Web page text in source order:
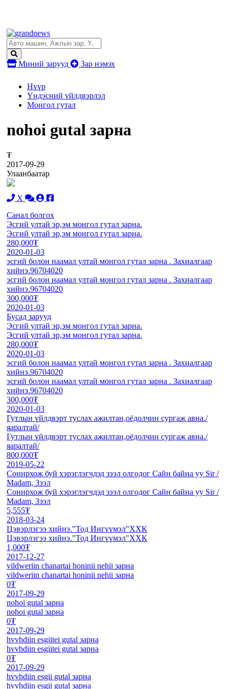
Миний зарууд Зар нэмэх
Нүүр
Үндэсний үйлдвэрлэл
Монгол гутал
nohoi gutal зарна
₮
2017-09-29
Улаанбаатар
X
Санал болгох
Эсгий ултай эр,эм монгол гутал зарна.
Эсгий ултай эр,эм монгол гутал зарна.
280,000₮
2020-01-03
эсгий болон наамал ултай монгол гутал зарна . Захиалгаар
хийнэ.96704020
эсгий болон наамал ултай монгол гутал зарна . Захиалгаар
хийнэ.96704020
300,000₮
2020-01-03
Бусад зарууд
Эсгий ултай эр,эм монгол гутал зарна.
Эсгий ултай эр,эм монгол гутал зарна.
280,000₮
2020-01-03
эсгий болон наамал ултай монгол гутал зарна . Захиалгаар
хийнэ.96704020
эсгий болон наамал ултай монгол гутал зарна . Захиалгаар
хийнэ.96704020
300,000₮
2020-01-03
Гутлын үйлдвэрт туслах ажилтан,оёдолчин сургаж авна./
яаралтай/
Гутлын үйлдвэрт туслах ажилтан,оёдолчин сургаж авна./
яаралтай/
800,000₮
2019-05-22
Сонирхож буй хэрэглэгчдэд зээл олгодог Сайн байна уу Sir /
Madam, Зээл
Сонирхож буй хэрэглэгчдэд зээл олгодог Сайн байна уу Sir /
Madam, Зээл
5,555₮
2018-03-24
Цэвэрлэгээ хийнэ."Тод Ингүүмэл"ХХК
Цэвэрлэгээ хийнэ."Тод Ингүүмэл"ХХК
1,000₮
2017-12-27
vildweriin chanartai honinii nehii зарна
vildweriin chanartai honinii nehii зарна
0₮
2017-09-29
nohoi gutal зарна
nohoi gutal зарна
0₮
2017-09-29
hvvhdiin esgiitei gutal зарна
hvvhdiin esgiitei gutal зарна
0₮
2017-09-29
hvvhdiin esgii gutal зарна
hvvhdiin esgii gutal зарна